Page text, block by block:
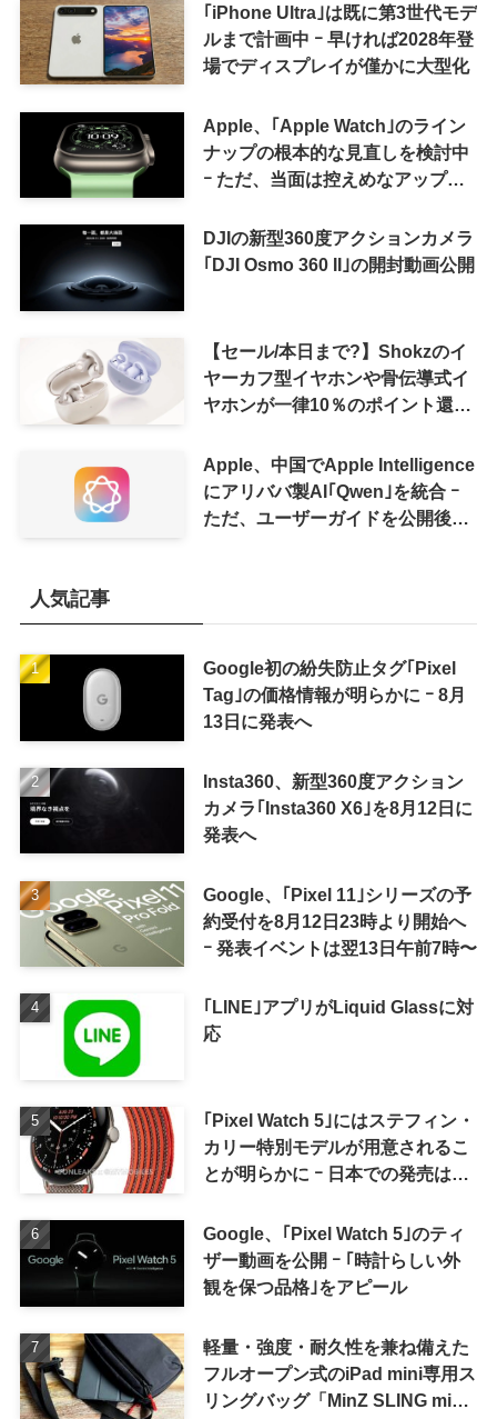
｢iPhone Ultra｣は既に第3世代モデ
ルまで計画中 ｰ 早ければ2028年登
場でディスプレイが僅かに大型化
Apple、｢Apple Watch｣のライン
ナップの根本的な見直しを検討中
ｰ ただ、当面は控えめなアップグ
DJIの新型360度アクションカメラ
｢DJI Osmo 360 II｣の開封動画公開
【セール/本日まで?】Shokzのイ
ヤーカフ型イヤホンや骨伝導式イ
ヤホンが一律10％のポイント還元
Apple、中国でApple Intelligence
にアリババ製AI｢Qwen｣を統合 ｰ
ただ、ユーザーガイドを公開後に
人気記事
Google初の紛失防止タグ｢Pixel
Tag｣の価格情報が明らかに ｰ 8月
13日に発表へ
Insta360、新型360度アクション
カメラ｢Insta360 X6｣を8月12日に
発表へ
Google、｢Pixel 11｣シリーズの予
約受付を8月12日23時より開始へ
ｰ 発表イベントは翌13日午前7時〜
｢LINE｣アプリがLiquid Glassに対
応
｢Pixel Watch 5｣にはステフィン・
カリー特別モデルが用意されるこ
とが明らかに ｰ 日本での発売は期
Google、｢Pixel Watch 5｣のティ
ザー動画を公開 ｰ ｢時計らしい外
観を保つ品格｣をアピール
軽量・強度・耐久性を兼ね備えた
フルオープン式のiPad mini専用ス
リングバッグ「MinZ SLING mini